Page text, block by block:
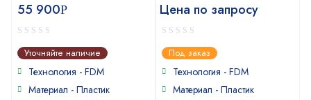
55 900Р
0
out
of
Уточняйте наличие
Технология - FDM
Материал - Пластик
Цена по запросу
0
out
of
Под заказ
Технология - FDM
Материал - Пластик